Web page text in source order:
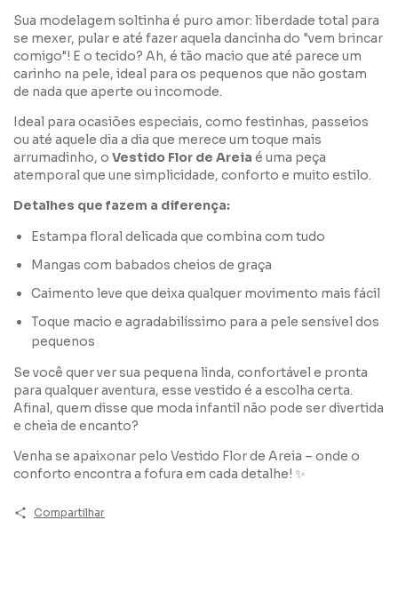
Sua modelagem soltinha é puro amor: liberdade total para
se mexer, pular e até fazer aquela dancinha do "vem brincar
comigo"! E o tecido? Ah, é tão macio que até parece um
carinho na pele, ideal para os pequenos que não gostam
de nada que aperte ou incomode.
Ideal para ocasiões especiais, como festinhas, passeios
ou até aquele dia a dia que merece um toque mais
arrumadinho, o Vestido Flor de Areia é uma peça
atemporal que une simplicidade, conforto e muito estilo.
Detalhes que fazem a diferença:
Estampa floral delicada que combina com tudo
Mangas com babados cheios de graça
Caimento leve que deixa qualquer movimento mais fácil
Toque macio e agradabilíssimo para a pele sensível dos
pequenos
Se você quer ver sua pequena linda, confortável e pronta
para qualquer aventura, esse vestido é a escolha certa.
Afinal, quem disse que moda infantil não pode ser divertida
e cheia de encanto?
Venha se apaixonar pelo Vestido Flor de Areia – onde o
conforto encontra a fofura em cada detalhe! ✨
Compartilhar